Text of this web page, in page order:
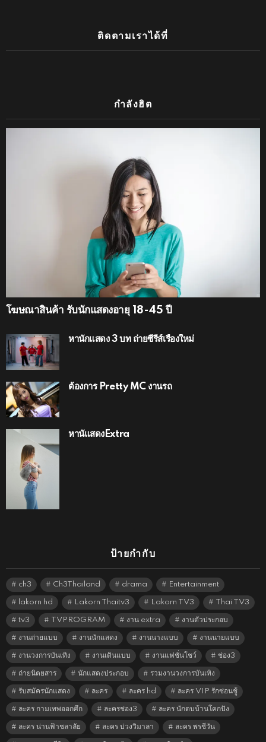
ติดตามเราได้ที่
กำลังฮิต
โฆษณาสินค้า รับนักแสดงอายุ 18-45 ปี
หานักแสดง 3 บท ถ่ายซีรีส์เรื่องใหม่
ต้องการ Pretty MC งานรถ
หานัแสดงExtra
ป้ายกำกับ
ch3 Ch3Thailand drama Entertainment
lakorn hd Lakorn Thaitv3 Lakorn TV3 Thai TV3
tv3 TVPROGRAM งาน extra งานตัวประกอบ
งานถ่ายแบบ งานนักแสดง งานนางแบบ งานนายแบบ
งานวงการบันเทิง งานเดินแบบ งานแฟชั่นโชว์ ช่อง3
ถ่ายนิตยสาร นักแสดงประกอบ รวมงานวงการบันเทิง
รับสมัครนักแสดง ละคร ละคร hd ละคร VIP รักซ่อนชู้
ละคร กามเทพออกศึก ละครช่อง3 ละคร นักตบบ้านโคกปัง
ละคร น่านฟ้าชลาลัย ละคร บ่วงวิมาลา ละคร พรชีวัน